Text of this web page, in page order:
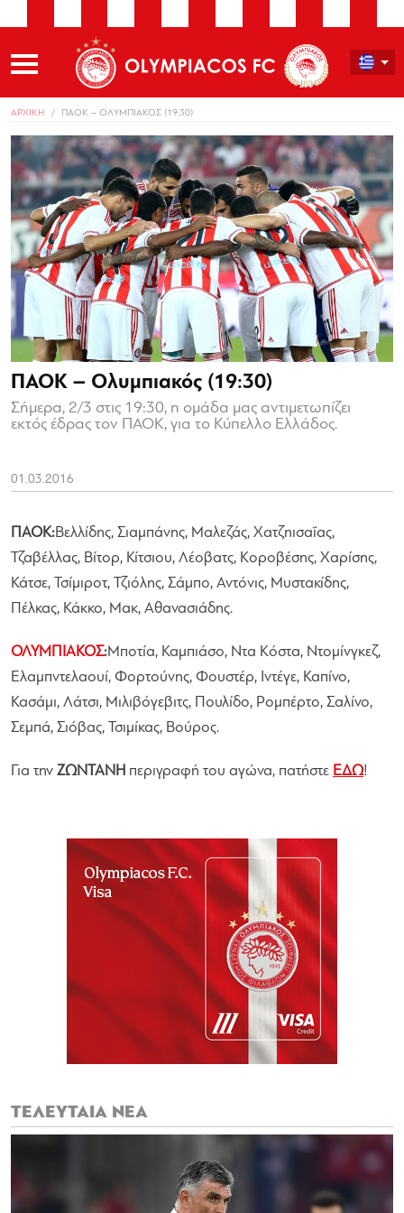
ΑΡΧΙΚΗ ΠΑΟΚ – ΟΛΥΜΠΙΑΚΟΣ (19:30)
ΠΑΟΚ – Ολυμπιακός (19:30)
Σήμερα, 2/3 στις 19:30, η ομάδα μας αντιμετωπίζει
εκτός έδρας τον ΠΑΟΚ, για το Κύπελλο Ελλάδος.
01.03.2016
ΠΑΟΚ:Βελλίδης, Σιαμπάνης, Μαλεζάς, Χατζηισαΐας,
Τζαβέλλας, Βίτορ, Κίτσιου, Λέοβατς, Κοροβέσης, Χαρίσης,
Κάτσε, Τσίμιροτ, Τζιόλης, Σάμπο, Αντόνις, Μυστακίδης,
Πέλκας, Κάκκο, Μακ, Αθανασιάδης.
ΟΛΥΜΠΙΑΚΟΣ:Μποτία, Καμπιάσο, Ντα Κόστα, Ντομίνγκεζ,
Ελαμπντελαουί, Φορτούνης, Φουστέρ, Ιντέγε, Καπίνο,
Κασάμι, Λάτσι, Μιλιβόγεβιτς, Πουλίδο, Ρομπέρτο, Σαλίνο,
Σεμπά, Σιόβας, Τσιμίκας, Βούρος.
Για την ΖΩΝΤΑΝΗ περιγραφή του αγώνα, πατήστε ΕΔΩ!
ΤΕΛΕΥΤΑΙΑ ΝΕΑ